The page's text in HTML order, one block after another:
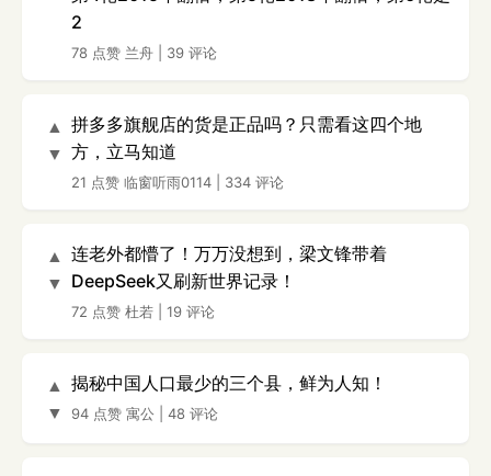
2
78 点赞 兰舟 39 评论
▲
▼
拼多多旗舰店的货是正品吗？只需看这四个地
方，立马知道
21 点赞 临窗听雨0114 334 评论
▲
▼
连老外都懵了！万万没想到，梁文锋带着
DeepSeek又刷新世界记录！
72 点赞 杜若 19 评论
▲
▼
揭秘中国人口最少的三个县，鲜为人知！
94 点赞 寓公 48 评论